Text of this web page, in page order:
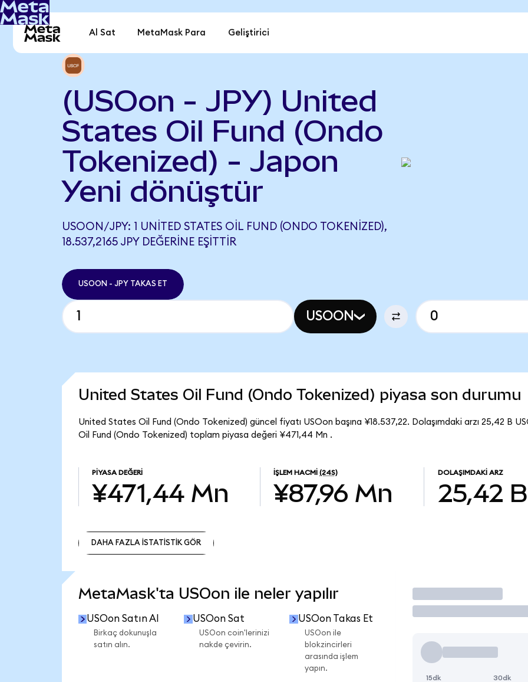
Al Sat MetaMask Para Geliştirici
(USOon - JPY) United
States Oil Fund (Ondo
Tokenized) - Japon
Yeni dönüştür
USOON/JPY: 1 UNITED STATES OIL FUND (ONDO TOKENIZED),
18.537,2165 JPY DEĞERINE EŞITTIR
USOON - JPY TAKAS ET
USOON
United States Oil Fund (Ondo Tokenized) piyasa son durumu
United States Oil Fund (Ondo Tokenized) güncel fiyatı USOon başına ¥18.537,22. Dolaşımdaki arzı 25,42 B
Oil Fund (Ondo Tokenized) toplam piyasa değeri ¥471,44 Mn .
PIYASA DEĞERI
¥471,44 Mn
İŞLEM HACMI (24S)
¥87,96 Mn
DOLAŞIMDAKI ARZ
25,42 B
DAHA FAZLA İSTATİSTİK GÖR
MetaMask'ta USOon ile neler yapılır
USOon Satın Al
Birkaç dokunuşla
satın alın.
USOon Sat
USOon coin'lerinizi
nakde çevirin.
USOon Takas Et
USOon ile
blokzincirleri
arasında işlem
yapın.
İşlem Yap
15dk 30dk